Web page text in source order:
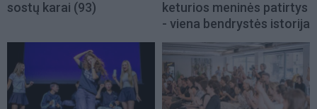
sostų karai (93)
keturios meninės patirtys
- viena bendrystės istorija